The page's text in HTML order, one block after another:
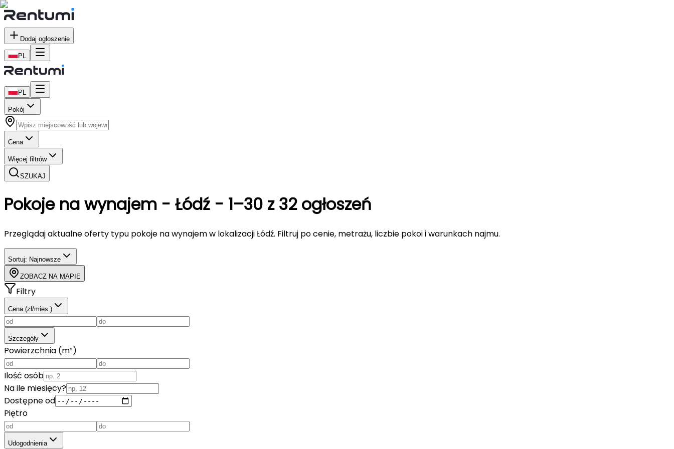
Dodaj ogłoszenie
PL
PL
Pokój
Cena
Więcej filtrów
SZUKAJ
Pokojena wynajem - Łódź - 1–30 z 32 ogłoszeń
Przeglądaj aktualne oferty typu pokoje na wynajemw lokalizacji Łódź. Filtruj po cenie, metrażu, liczbie pokoi i warunkach najmu.
Sortuj: Najnowsze
ZOBACZ NA MAPIE
Filtry
Cena (zł/mies.)
Szczegóły
Powierzchnia (m²)
Ilość osób
Na ile miesięcy?
Dostępne od
Piętro
Udogodnienia